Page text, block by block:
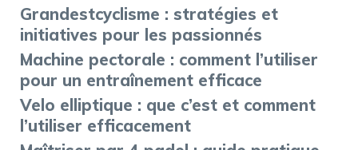
Grandestcyclisme : stratégies et
initiatives pour les passionnés
Machine pectorale : comment l’utiliser
pour un entraînement efficace
Velo elliptique : que c’est et comment
l’utiliser efficacement